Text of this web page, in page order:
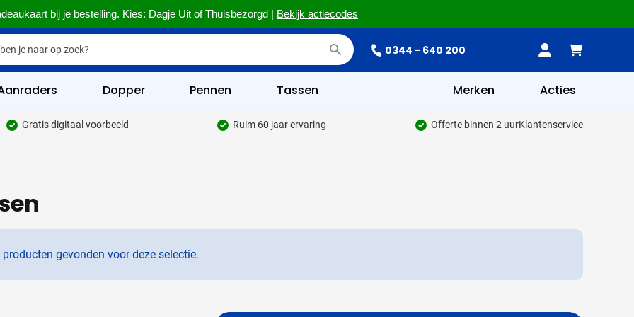
bij je bestelling. Kies: Dagje Uit of Thuisbezorgd | Bekijk actiecodes
0344 - 640 200
& Kantoor categorie
categorie
categorie
categorie
Dopper Pennen Tassen Merken Acties
Gratis digitaal voorbeeld Ruim 60 jaar ervaring Offerte binnen 2 uurKlantenservice
producten gevonden voor deze selectie.